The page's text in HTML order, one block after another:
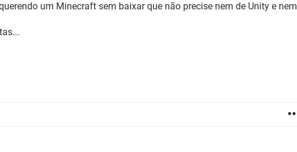
um Minecraft sem baixar que não precise nem de Unity e nem